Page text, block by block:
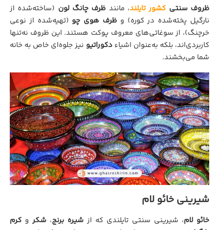
ظروف سنتی کشور تایلند، مانند ظرف چانگ لون (ساخته‌شده از
نارگیل پخته‌شده در کوره) و ظرف هوی چو (تهیه‌شده از نوعی
خرچنگ)، از سوغاتی‌های معروف پوکت هستند. این ظروف نه‌تنها
کاربردی‌اند، بلکه به‌عنوان اشیاءدکوراتیو نیز جلوه‌ای خاص به خانه
شما می‌بخشند.
شیرینی خائو لام
خائو لام، شیرینی سنتی تایلندی که از شیره برنج، شکر و کرم